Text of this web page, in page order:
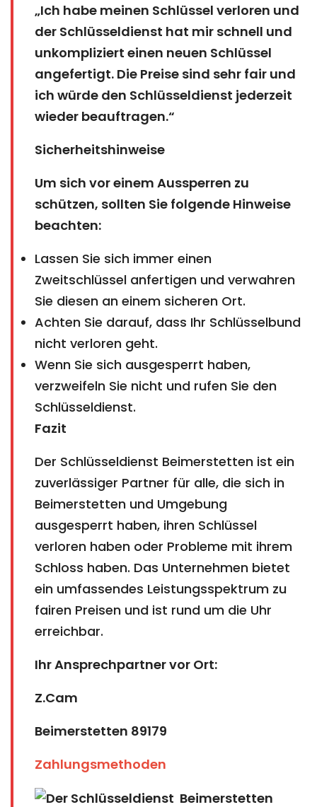
„Ich habe meinen Schlüssel verloren und
der Schlüsseldienst hat mir schnell und
unkompliziert einen neuen Schlüssel
angefertigt. Die Preise sind sehr fair und
ich würde den Schlüsseldienst jederzeit
wieder beauftragen.“
Sicherheitshinweise
Um sich vor einem Aussperren zu
schützen, sollten Sie folgende Hinweise
beachten:
Lassen Sie sich immer einen
Zweitschlüssel anfertigen und verwahren
Sie diesen an einem sicheren Ort.
Achten Sie darauf, dass Ihr Schlüsselbund
nicht verloren geht.
Wenn Sie sich ausgesperrt haben,
verzweifeln Sie nicht und rufen Sie den
Schlüsseldienst.
Fazit
Der Schlüsseldienst Beimerstetten ist ein
zuverlässiger Partner für alle, die sich in
Beimerstetten und Umgebung
ausgesperrt haben, ihren Schlüssel
verloren haben oder Probleme mit ihrem
Schloss haben. Das Unternehmen bietet
ein umfassendes Leistungsspektrum zu
fairen Preisen und ist rund um die Uhr
erreichbar.
Ihr Ansprechpartner vor Ort:
Z.Cam
Beimerstetten 89179
Zahlungsmethoden